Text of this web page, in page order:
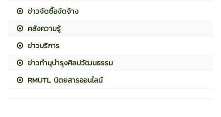
ข่าวจัดซื้อจัดจ้าง
คลังความรู้
ข่าวบริการ
ข่าวทำนุบำรุงศิลปวัฒนธรรม
RMUTL นิตยสารออนไลน์